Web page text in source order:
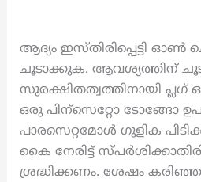
ആദ്യം ഇസ്തിരിപ്പെട്ടി
ചൂടാക്കുക. ആവശ്യത്തിന്
സുരക്ഷിതത്വത്തിനായി പ്ലഗ്
ഒരു പിന്സെറ്റോ ടോങ്ങോ
പാരസെറ്റമോൾ ഗുളിക
കൈ നേരിട്ട്
ശ്രദ്ധിക്കണം. ശേഷം